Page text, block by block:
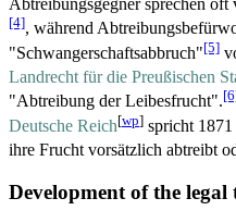
Abtreibungsgegner sprechen
[4], während
"Schwangerschaftsabbruch"[5]
Landrecht für die Preußischen
"Abtreibung der Leibesfrucht".
Deutsche Reich[wp] spricht
ihre Frucht vorsätzlich abtreibt
Development of the legal